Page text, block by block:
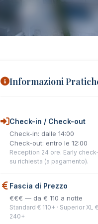
Informazioni
Check-in / Check-out
Check-in: dalle 14:00
Check-out: entro le 12:00
Reception 24 ore. Early
su richiesta (a pagamento).
Fascia di Prezzo
€€€ — da € 110 a notte
Standard € 110+ · Superior XL
240+